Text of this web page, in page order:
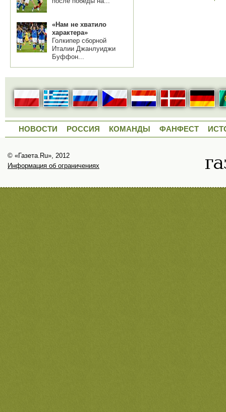
«Нам не хватило
характера»
Голкипер сборной
Италии Джанлуиджи
Буффон...
НОВОСТИ РОССИЯ КОМАНДЫ ФАНФЕСТ
© «Газета.Ru», 2012
Информация об ограничениях